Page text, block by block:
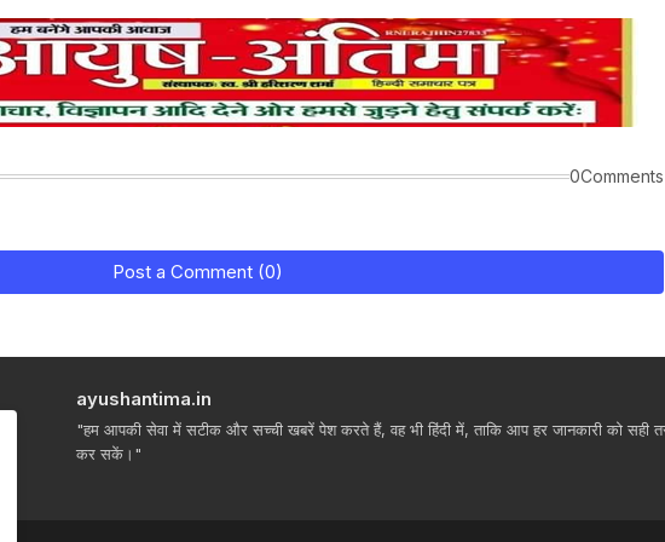
0Comments
Post a Comment (0)
ayushantima.in
"हम आपकी सेवा में सटीक और सच्ची खबरें पेश करते हैं, वह भी हिंदी में, ताकि आप हर जानकारी को सही
कर सकें।"